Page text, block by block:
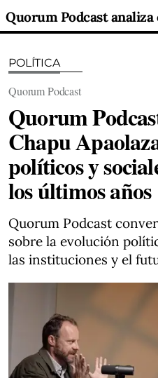
POLÍTICA
Quorum Podcast
Quorum
Chapu
políticos y
los últimos años
Quorum Podcast
sobre la evolución
las instituciones y el